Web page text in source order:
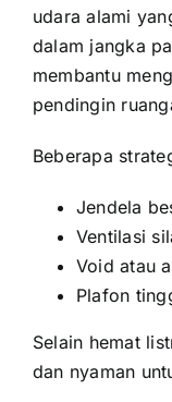
udara alami
dalam jangka
membantu
pendingin
Beberapa
Jendela
Ventilasi
Void atau
Plafon
Selain hemat
dan nyaman